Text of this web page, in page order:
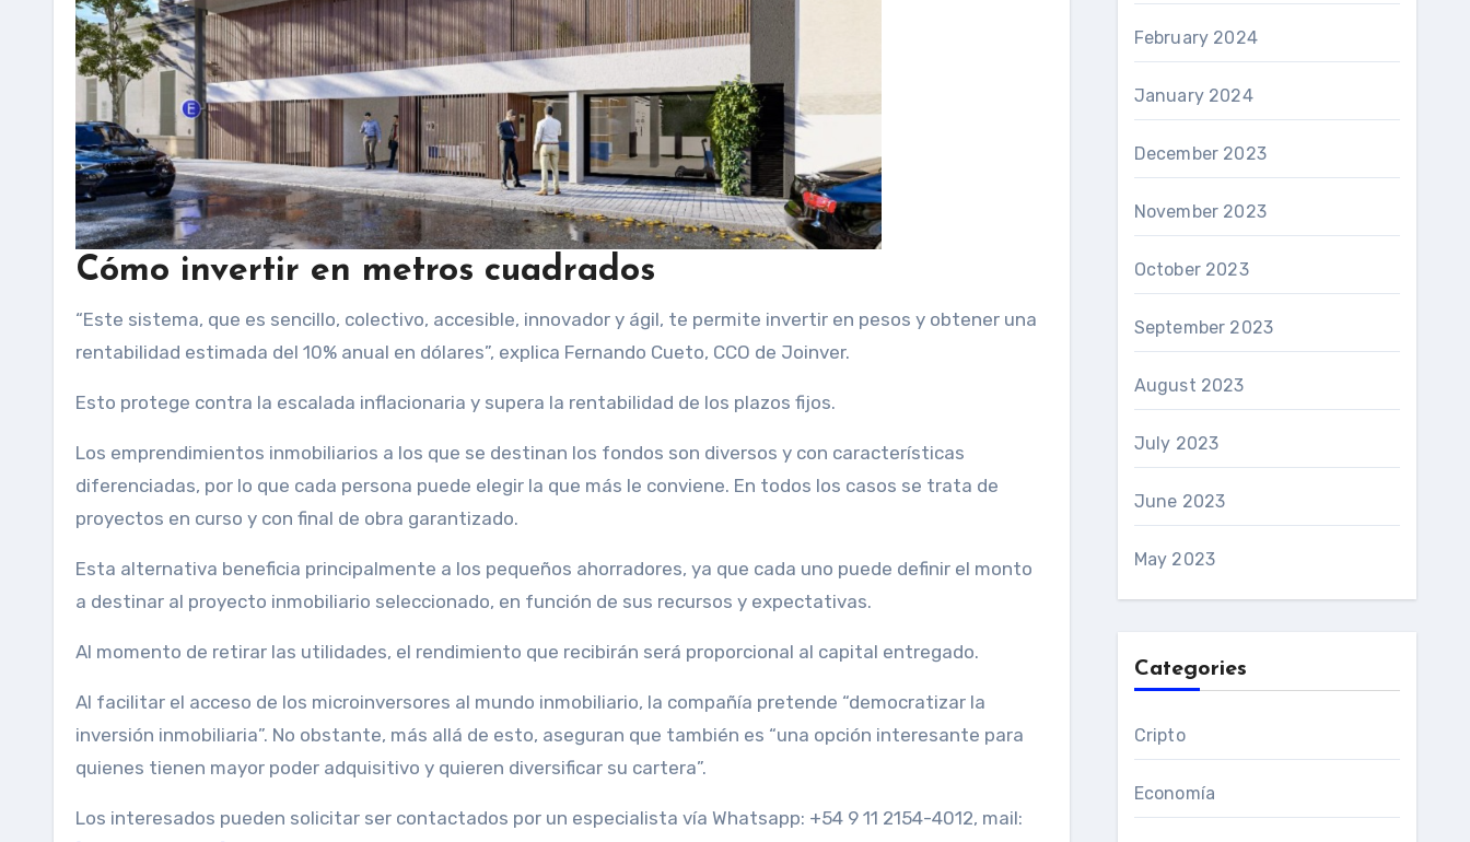
Cómo invertir en metros cuadrados
“Este sistema, que es sencillo, colectivo, accesible, innovador y ágil, te permite invertir en pesos y obtener una
rentabilidad estimada del 10% anual en dólares”, explica Fernando Cueto, CCO de Joinver.
Esto protege contra la escalada inflacionaria y supera la rentabilidad de los plazos fijos.
Los emprendimientos inmobiliarios a los que se destinan los fondos son diversos y con características
diferenciadas, por lo que cada persona puede elegir la que más le conviene. En todos los casos se trata de
proyectos en curso y con final de obra garantizado.
Esta alternativa beneficia principalmente a los pequeños ahorradores, ya que cada uno puede definir el monto
a destinar al proyecto inmobiliario seleccionado, en función de sus recursos y expectativas.
Al momento de retirar las utilidades, el rendimiento que recibirán será proporcional al capital entregado.
Al facilitar el acceso de los microinversores al mundo inmobiliario, la compañía pretende “democratizar la
inversión inmobiliaria”. No obstante, más allá de esto, aseguran que también es “una opción interesante para
quienes tienen mayor poder adquisitivo y quieren diversificar su cartera”.
Los interesados ​​pueden solicitar ser contactados por un especialista vía Whatsapp: +54 9 11 2154-4012, mail:
February 2024
January 2024
December 2023
November 2023
October 2023
September 2023
August 2023
July 2023
June 2023
May 2023
Categories
Cripto
Economía